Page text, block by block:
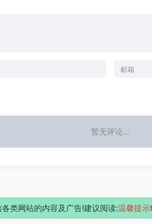
暂无评论...
类网站的内容及广告!建议阅读:温馨提示!